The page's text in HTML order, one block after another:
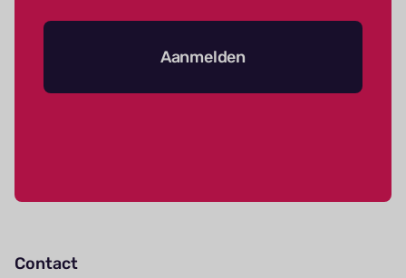
Aanmelden
Contact